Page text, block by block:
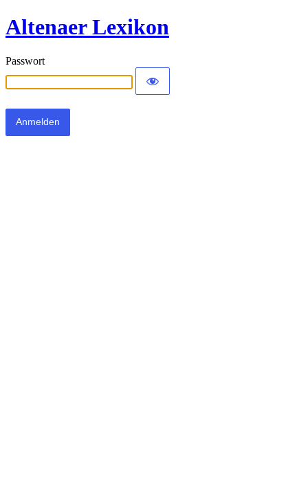
Altenaer Lexikon
Passwort